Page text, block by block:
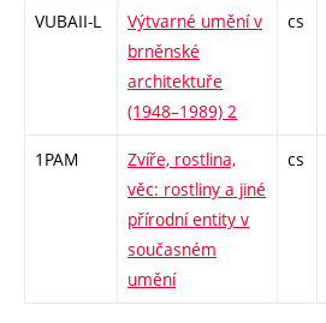
VUBAII-L
Výtvarné umění v
brněnské
architektuře
(1948–1989) 2
cs
1PAM
Zvíře, rostlina,
věc: rostliny a jiné
přírodní entity v
současném
umění
cs